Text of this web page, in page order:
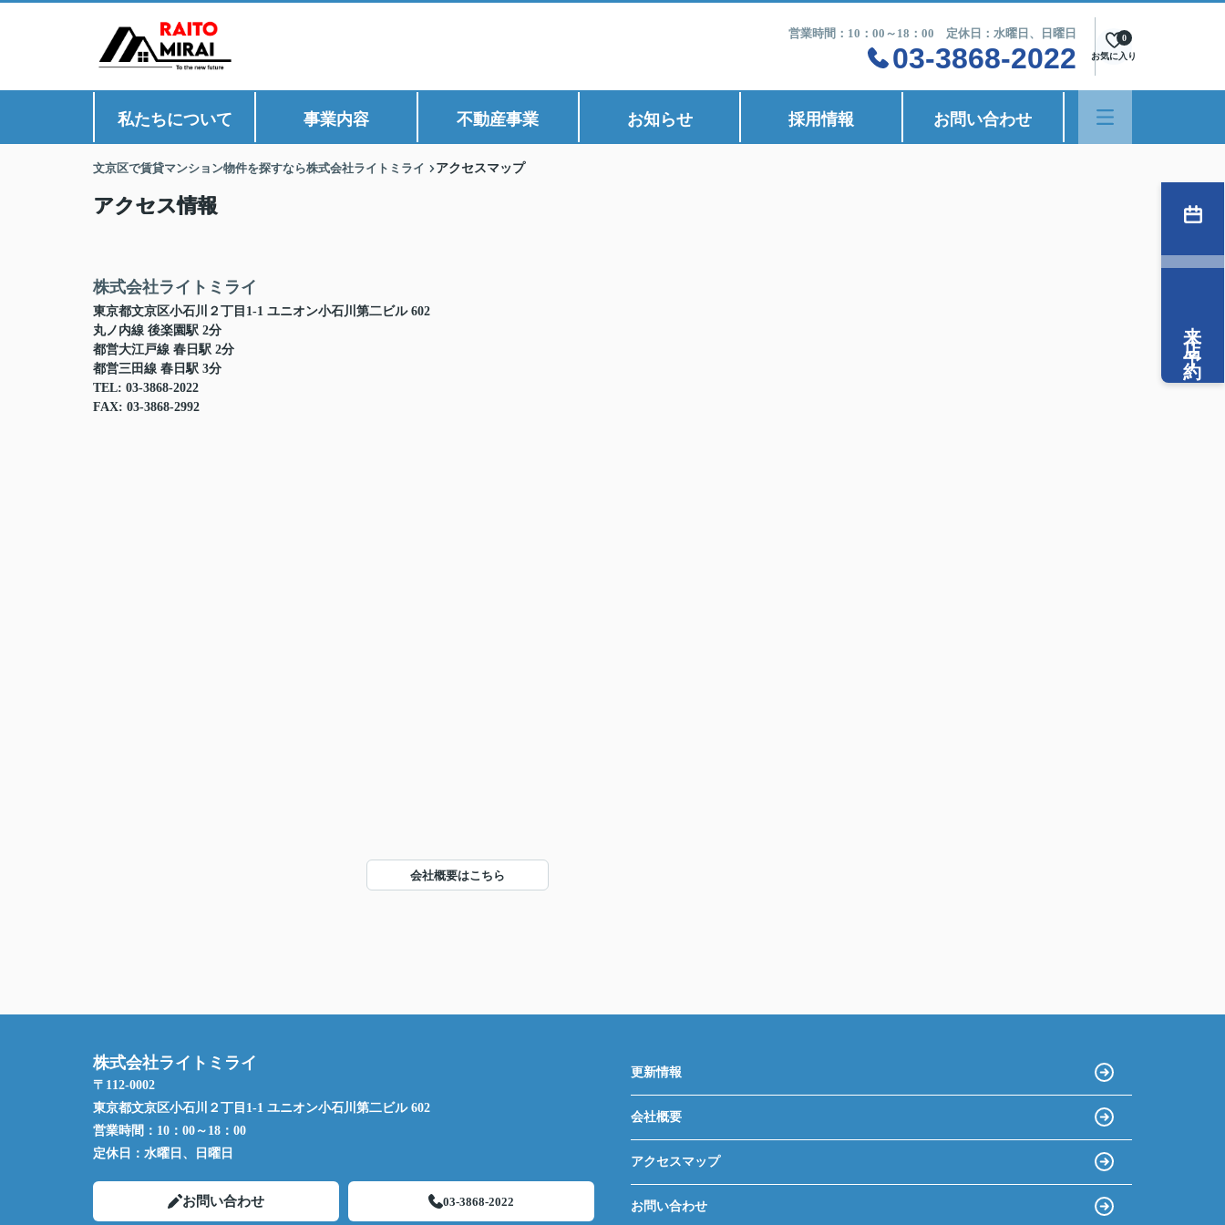
営業時間：10：00～18：00 定休日：水曜日、日曜日
03-3868-2022 お気に入り
0
私たちについて 事業内容 不動産事業 お知らせ 採用情報 お問い合わせ
文京区で賃貸マンション物件を探すなら株式会社ライトミライ アクセスマップ
アクセス情報
株式会社ライトミライ
東京都文京区小石川２丁目1-1 ユニオン小石川第二ビル 602
丸ノ内線 後楽園駅 2分
都営大江戸線 春日駅 2分
都営三田線 春日駅 3分
TEL: 03-3868-2022
FAX: 03-3868-2992
会社概要はこちら
来店予約
株式会社ライトミライ
〒112-0002
東京都文京区小石川２丁目1-1 ユニオン小石川第二ビル 602
営業時間： 10：00～18：00
定休日： 水曜日、日曜日
お問い合わせ 03-3868-2022
更新情報
会社概要
アクセスマップ
お問い合わせ